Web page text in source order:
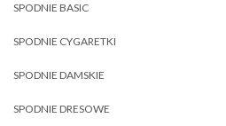
SPODNIE BASIC
SPODNIE CYGARETKI
SPODNIE DAMSKIE
SPODNIE DRESOWE